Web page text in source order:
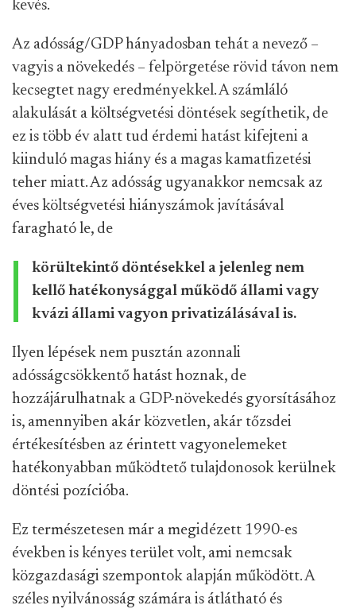
kevés.
Az adósság/GDP hányadosban tehát a nevező –
vagyis a növekedés – felpörgetése rövid távon nem
kecsegtet nagy eredményekkel. A számláló
alakulását a költségvetési döntések segíthetik, de
ez is több év alatt tud érdemi hatást kifejteni a
kiinduló magas hiány és a magas kamatfizetési
teher miatt. Az adósság ugyanakkor nemcsak az
éves költségvetési hiányszámok javításával
faragható le, de
körültekintő döntésekkel a jelenleg nem
kellő hatékonysággal működő állami vagy
kvázi állami vagyon privatizálásával is.
Ilyen lépések nem pusztán azonnali
adósságcsökkentő hatást hoznak, de
hozzájárulhatnak a GDP-növekedés gyorsításához
is, amennyiben akár közvetlen, akár tőzsdei
értékesítésben az érintett vagyonelemeket
hatékonyabban működtető tulajdonosok kerülnek
döntési pozícióba.
Ez természetesen már a megidézett 1990-es
években is kényes terület volt, ami nemcsak
közgazdasági szempontok alapján működött. A
széles nyilvánosság számára is átlátható és